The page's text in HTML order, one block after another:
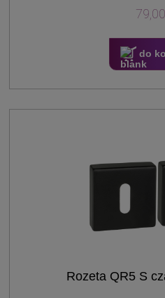
do
Rozeta QR5 S